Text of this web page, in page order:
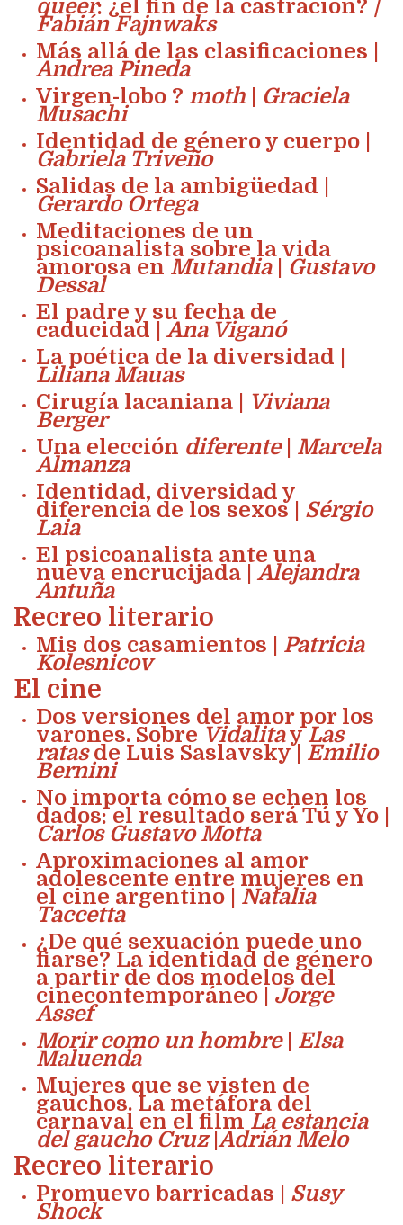
queer: ¿el fin de la castración? |
Fabián Fajnwaks
Más allá de las clasificaciones |
Andrea Pineda
Virgen-lobo ? moth Graciela
Musachi
Identidad de género y cuerpo |
Gabriela Triveño
Salidas de la ambigüedad |
Gerardo Ortega
Meditaciones de un
psicoanalista sobre la vida
amorosa en Mutandia| Gustavo
Dessal
El padre y su fecha de
caducidad |Ana Viganó
La poética de la diversidad |
Liliana Mauas
Cirugía lacaniana |
Viviana
Berger
Una elección diferente| Marcela
Almanza
Identidad, diversidad y
diferencia de los sexos | Sérgio
Laia
El psicoanalista ante una
nueva encrucijada |Alejandra
Antuña
Recreo literario
Mis dos casamientos | Patricia
Kolesnicov
El cine
Dos versiones del amor por los
varones. Sobre VidalitayLas
ratasde Luis Saslavsky | Emilio
Bernini
No importa cómo se echen los
dados: el resultado será Tú y Yo |
Carlos Gustavo Motta
Aproximaciones al amor
adolescente entre mujeres en
el cine argentino | Natalia
Taccetta
¿De qué sexuación puede uno
fiarse? La identidad de género
a partir de dos modelos del
cinecontemporáneo | Jorge
Assef
Morir como un hombre| Elsa
Maluenda
Mujeres que se visten de
gauchos. La metáfora del
carnaval en el film La estancia
del gaucho Cruz|Adrián Melo
Recreo literario
Promuevo barricadas | Susy
Shock